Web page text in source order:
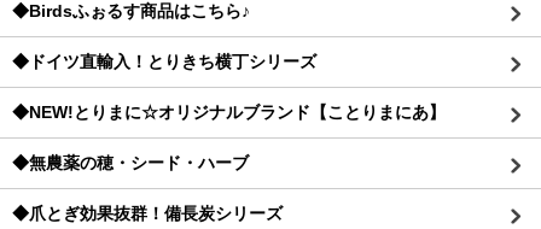
◆Birdsふぉるす商品はこちら♪
◆ドイツ直輸入！とりきち横丁シリーズ
◆NEW!とりまに☆オリジナルブランド【ことりまにあ】
◆無農薬の穂・シード・ハーブ
◆爪とぎ効果抜群！備長炭シリーズ